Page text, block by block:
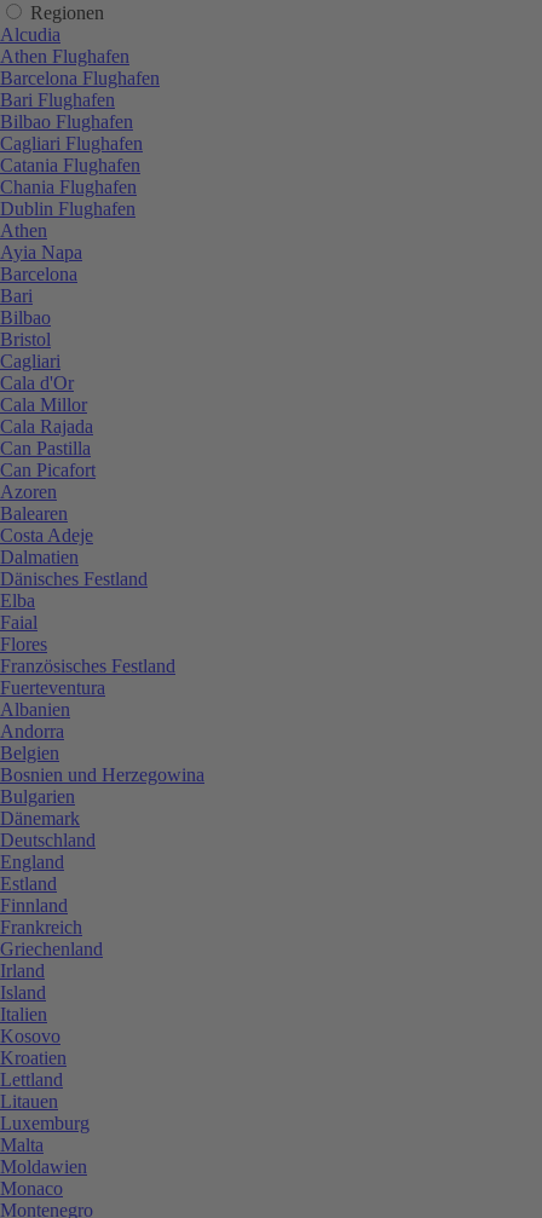
Regionen
Alcudia
Athen Flughafen
Barcelona Flughafen
Bari Flughafen
Bilbao Flughafen
Cagliari Flughafen
Catania Flughafen
Chania Flughafen
Dublin Flughafen
Athen
Ayia Napa
Barcelona
Bari
Bilbao
Bristol
Cagliari
Cala d'Or
Cala Millor
Cala Rajada
Can Pastilla
Can Picafort
Azoren
Balearen
Costa Adeje
Dalmatien
Dänisches Festland
Elba
Faial
Flores
Französisches Festland
Fuerteventura
Albanien
Andorra
Belgien
Bosnien und Herzegowina
Bulgarien
Dänemark
Deutschland
England
Estland
Finnland
Frankreich
Griechenland
Irland
Island
Italien
Kosovo
Kroatien
Lettland
Litauen
Luxemburg
Malta
Moldawien
Monaco
Montenegro